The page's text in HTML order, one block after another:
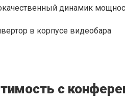
динамик
в корпусе видеобара
с